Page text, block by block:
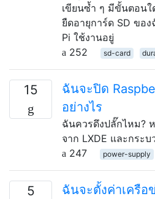
เขียนซ้ำ ๆ มีขั้นตอน
ยืดอายุการ์ด SD ขอ
Pi ใช้งานอยู่
252
sd-card
15
ฉันจะปิด
อย่างไร
ฉันควรดึงปลั๊กไหม?
จาก LXDE และกระ
247
power-supply
5
ฉันจะตั้งค่าเครือ